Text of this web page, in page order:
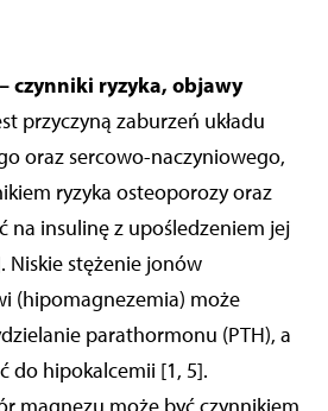
czynniki ryzyka, objawy
przyczyną zaburzeń układu
oraz sercowo-naczyniowego,
ryzyka osteoporozy oraz
na insulinę z upośledzeniem jej
Niskie stężenie jonów
(hipomagnezemia) może
parathormonu (PTH), a
do hipokalcemii [1, 5].